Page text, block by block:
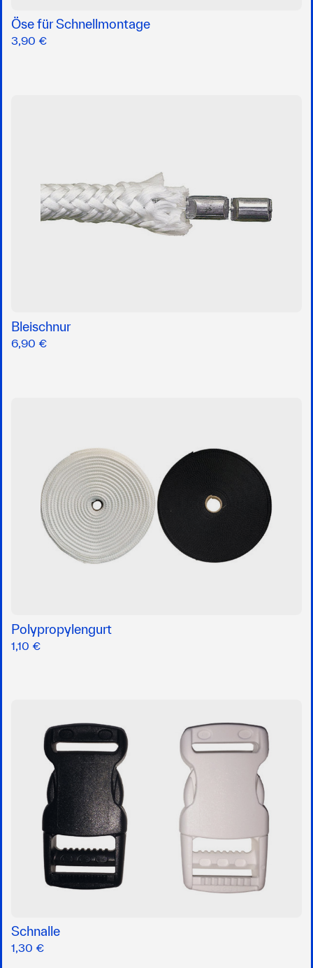
Öse für Schnellmontage
3,90 €
Bleischnur
6,90 €
Polypropylengurt
1,10 €
Schnalle
1,30 €